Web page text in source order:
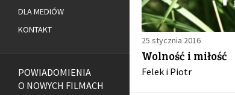
25 stycznia 2016
Wolność i miłość
Felek i Piotr
DLA MEDIÓW
KONTAKT
POWIADOMIENIA
O NOWYCH FILMACH